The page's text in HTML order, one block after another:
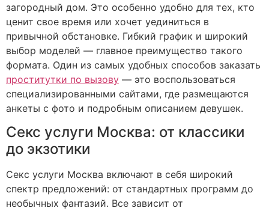
загородный дом. Это особенно удобно для тех, кто
ценит свое время или хочет уединиться в
привычной обстановке. Гибкий график и широкий
выбор моделей — главное преимущество такого
формата. Один из самых удобных способов заказать
проститутки по вызову — это воспользоваться
специализированными сайтами, где размещаются
анкеты с фото и подробным описанием девушек.
Секс услуги Москва: от классики
до экзотики
Секс услуги Москва включают в себя широкий
спектр предложений: от стандартных программ до
необычных фантазий. Все зависит от